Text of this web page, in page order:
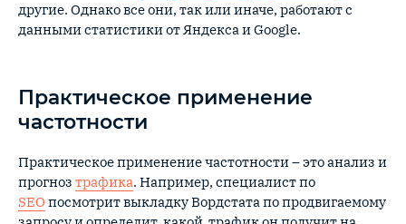
другие. Однако все они, так или иначе, работают с
данными статистики от Яндекса и Google.
Практическое применение
частотности
Практическое применение частотности – это анализ и
прогноз трафика. Например, специалист по
SEO посмотрит выкладку Вордстата по продвигаемому